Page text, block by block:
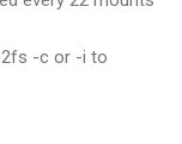
-c or -i to